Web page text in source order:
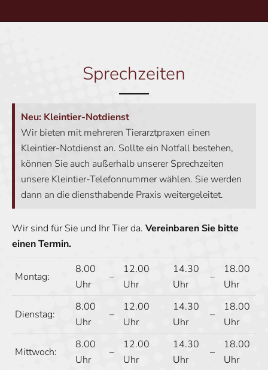
Sprechzeiten
Neu: Kleintier-Notdienst
Wir bieten mit mehreren Tierarztpraxen einen
Kleintier-Notdienst an. Sollte ein Notfall bestehen,
können Sie auch außerhalb unserer Sprechzeiten
unsere Kleintier-Telefonnummer wählen. Sie werden
dann an die diensthabende Praxis weitergeleitet.
Wir sind für Sie und Ihr Tier da. Vereinbaren Sie bitte
einen Termin.
Montag:
8.00
Uhr
–
12.00
Uhr
14.30
Uhr
–
18.00
Uhr
Dienstag:
8.00
Uhr
–
12.00
Uhr
14.30
Uhr
–
18.00
Uhr
Mittwoch:
8.00
Uhr
–
12.00
Uhr
14.30
Uhr
–
18.00
Uhr